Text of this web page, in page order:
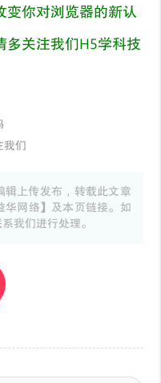
变你对浏览器的新认
多关注我们H5学科技
我们
辑上传发布，转载此文章
华网络】及本页链接。如
我们进行处理。